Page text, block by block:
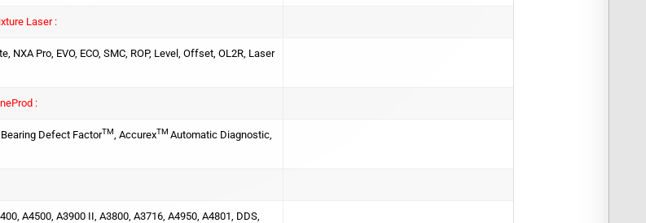
Laser :
NXA Pro, EVO, ECO, SMC, ROP, Level, Offset, OL2R, Laser
:
Defect FactorTM , AccurexTM Automatic Diagnostic,
A4500, A3900 II, A3800, A3716, A4950, A4801, DDS,